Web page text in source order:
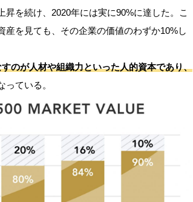
を続け、2020年には実に90%に達した。こ
を見ても、その企業の価値のわずか10%し
のが人材や組織力といった人的資本であり、
っている。